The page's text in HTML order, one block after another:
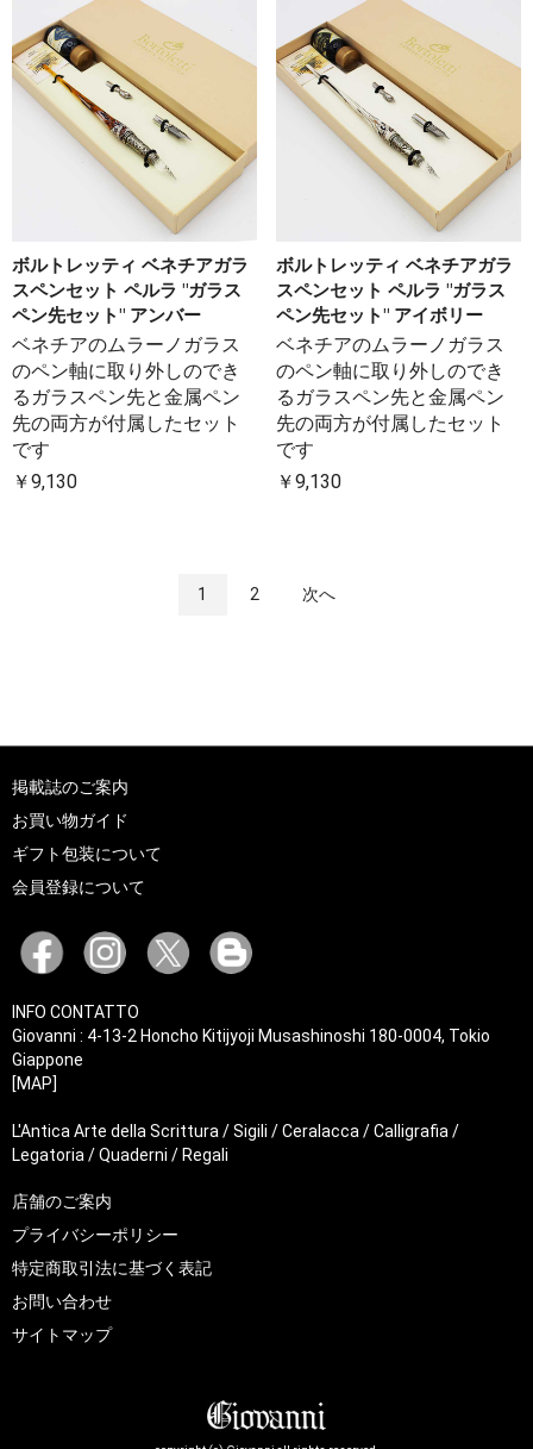
ボルトレッティ ベネチアガラ
スペンセット ペルラ "ガラス
ペン先セット" アンバー
ベネチアのムラーノガラス
のペン軸に取り外しのでき
るガラスペン先と金属ペン
先の両方が付属したセット
です
￥9,130
ボルトレッティ ベネチアガラ
スペンセット ペルラ "ガラス
ペン先セット" アイボリー
ベネチアのムラーノガラス
のペン軸に取り外しのでき
るガラスペン先と金属ペン
先の両方が付属したセット
です
￥9,130
1 2 次へ
掲載誌のご案内
お買い物ガイド
ギフト包装について
会員登録について
INFO CONTATTO
Giovanni : 4-13-2 Honcho Kitijyoji Musashinoshi 180-0004, Tokio
Giappone
[MAP]
L'Antica Arte della Scrittura / Sigili / Ceralacca / Calligrafia /
Legatoria / Quaderni / Regali
店舗のご案内
プライバシーポリシー
特定商取引法に基づく表記
お問い合わせ
サイトマップ